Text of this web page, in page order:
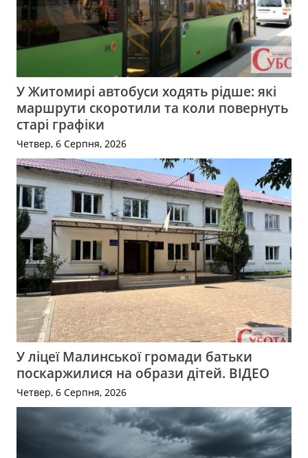
У Житомирі автобуси ходять рідше: які
маршрути скоротили та коли повернуть
старі графіки
Четвер, 6 Серпня, 2026
У ліцеї Малинської громади батьки
поскаржилися на образи дітей. ВІДЕО
Четвер, 6 Серпня, 2026